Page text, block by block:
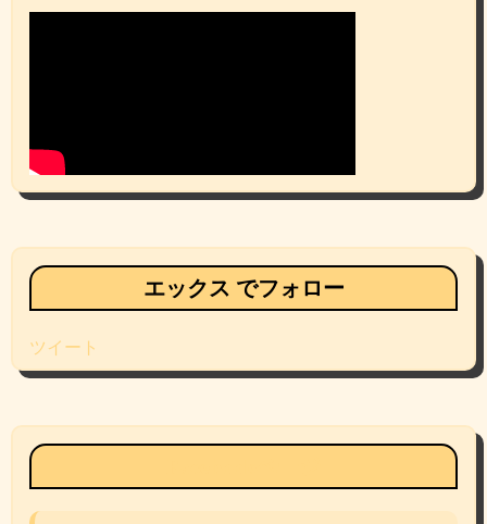
エックス でフォロー
ツイート